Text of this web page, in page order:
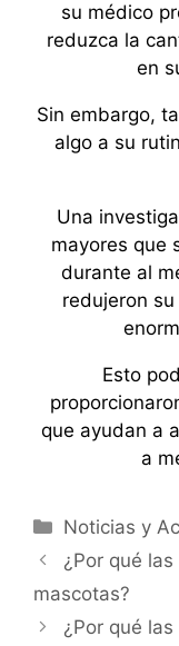
su médico
reduzca la
en
Sin embargo,
algo a su
Una
mayores que
durante al
redujeron
Esto
que ayudan a
a
Categorías
Noticias y
¿Por qué
mascotas?
¿Por qué